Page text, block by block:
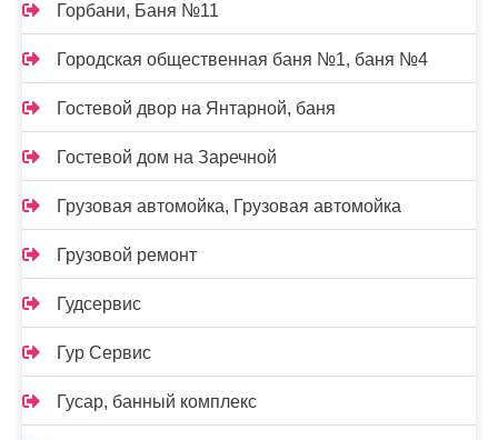
Горбани, Баня №11
Городская общественная баня №1, баня №4
Гостевой двор на Янтарной, баня
Гостевой дом на Заречной
Грузовая автомойка, Грузовая автомойка
Грузовой ремонт
Гудсервис
Гур Сервис
Гусар, банный комплекс